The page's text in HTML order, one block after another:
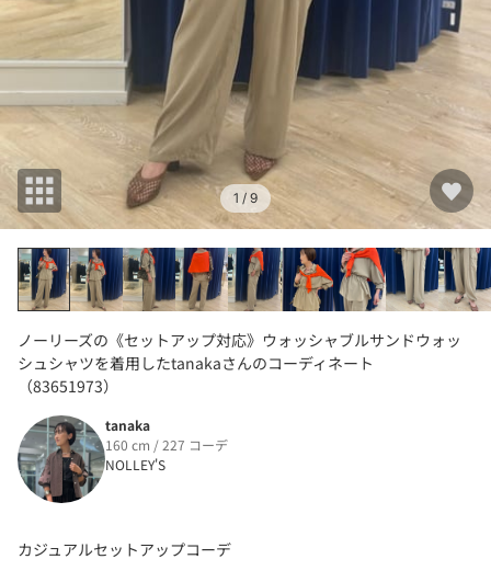
1 / 9
ノーリーズの《セットアップ対応》ウォッシャブルサンドウォッ
シュシャツを着用したtanakaさんのコーディネート
（83651973）
tanaka
160 cm / 227 コーデ
NOLLEY'S
カジュアルセットアップコーデ